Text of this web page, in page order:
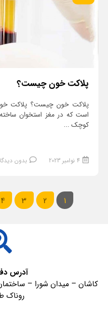
پلاکت خون چیست؟
پلاکت خون چیست؟ پلاکت
است که در مغز استخوان
کوچک ...
4 نوامبر 2023 بدون
1
2
3
4
آدرس
کاشان – میدان شورا –
روناک